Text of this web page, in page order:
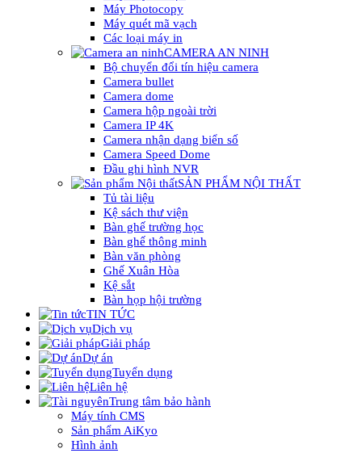
Máy Photocopy
Máy quét mã vạch
Các loại máy in
CAMERA AN NINH
Bộ chuyển đổi tín hiệu camera
Camera bullet
Camera dome
Camera hộp ngoài trời
Camera IP 4K
Camera nhận dạng biển số
Camera Speed Dome
Đầu ghi hình NVR
SẢN PHẨM NỘI THẤT
Tủ tài liệu
Kệ sách thư viện
Bàn ghế trường học
Bàn ghế thông minh
Bàn văn phòng
Ghế Xuân Hòa
Kệ sắt
Bàn họp hội trường
TIN TỨC
Dịch vụ
Giải pháp
Dự án
Tuyển dụng
Liên hệ
Trung tâm bảo hành
Máy tính CMS
Sản phẩm AiKyo
Hình ảnh